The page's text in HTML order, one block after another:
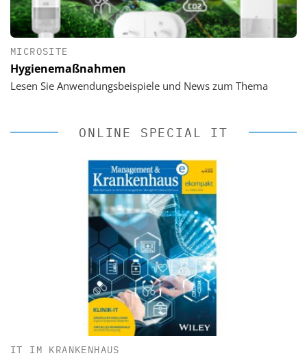
MICROSITE
Hygienemaßnahmen
Lesen Sie Anwendungsbeispiele und News zum Thema
ONLINE SPECIAL IT
IT IM KRANKENHAUS